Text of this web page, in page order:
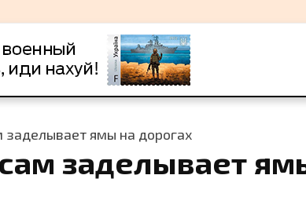
ямы на дорогах
заделывает